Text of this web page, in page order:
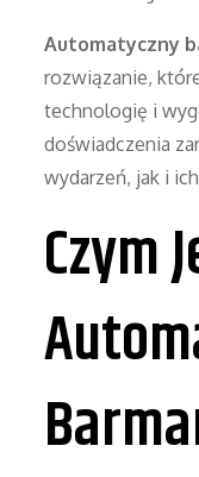
Automatyczny
rozwiązanie,
technologię i
doświadczenia
wydarzeń, jak i
Czym